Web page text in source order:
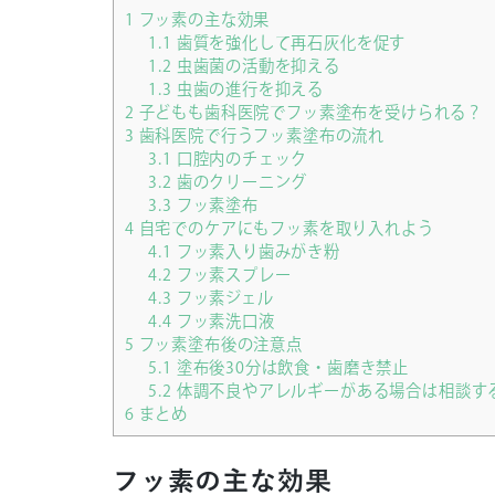
1 フッ素の主な効果
1.1 歯質を強化して再石灰化を促す
1.2 虫歯菌の活動を抑える
1.3 虫歯の進行を抑える
2 子どもも歯科医院でフッ素塗布を受けられる？
3 歯科医院で行うフッ素塗布の流れ
3.1 口腔内のチェック
3.2 歯のクリーニング
3.3 フッ素塗布
4 自宅でのケアにもフッ素を取り入れよう
4.1 フッ素入り歯みがき粉
4.2 フッ素スプレー
4.3 フッ素ジェル
4.4 フッ素洗口液
5 フッ素塗布後の注意点
5.1 塗布後30分は飲食・歯磨き禁止
5.2 体調不良やアレルギーがある場合は相談す
6 まとめ
フッ素の主な効果